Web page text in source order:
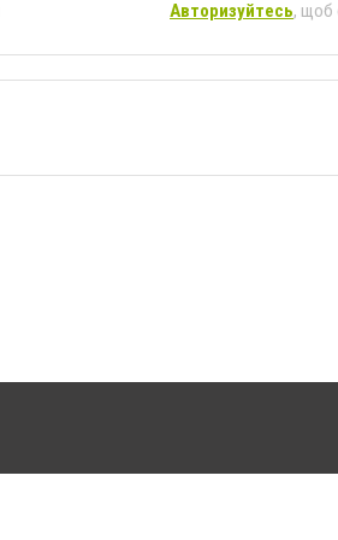
Авторизуйтесь, щоб